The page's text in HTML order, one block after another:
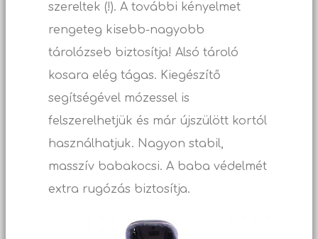
szereltek (!). A további kényelmet
rengeteg kisebb-nagyobb
tárolózseb biztosítja! Alsó tároló
kosara elég tágas. Kiegészítő
segítségével mózessel is
felszerelhetjük és már újszülött kortól
használhatjuk. Nagyon stabil,
masszív babakocsi. A baba védelmét
extra rugózás biztosítja.